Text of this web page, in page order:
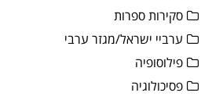
סקירות ספרות
ערביי ישראל/מגזר ערבי
פילוסופיה
פסיכולוגיה